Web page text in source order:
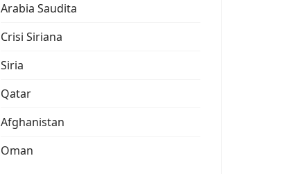
Arabia Saudita
Crisi Siriana
Siria
Qatar
Afghanistan
Oman